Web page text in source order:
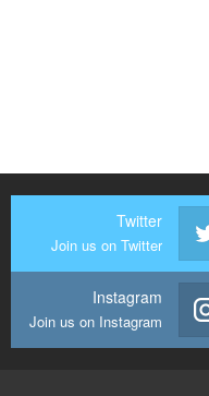
Twitter
Join us on Twitter
Instagram
Join us on Instagram